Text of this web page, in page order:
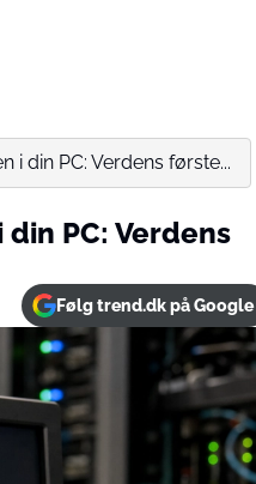
i din PC: Verdens første...
PC: Verdens
Følg trend.dk på Google